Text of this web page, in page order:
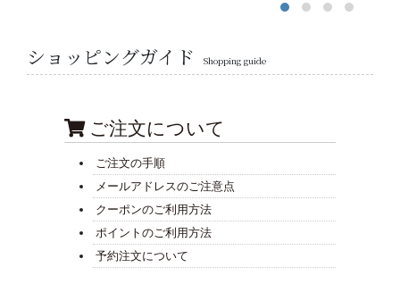
ショッピングガイド Shopping guide
ご注文について
ご注文の手順
メールアドレスのご注意点
クーポンのご利用方法
ポイントのご利用方法
予約注文について